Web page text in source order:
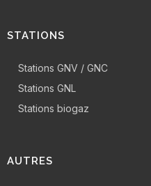
STATIONS
Stations GNV / GNC
Stations GNL
Stations biogaz
AUTRES